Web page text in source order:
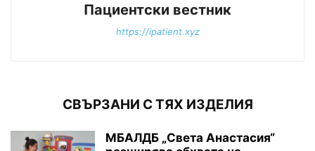
Пациентски вестник
https://ipatient.xyz
СВЪРЗАНИ С ТЯХ ИЗДЕЛИЯ
МБАЛДБ „Света Анастасия“